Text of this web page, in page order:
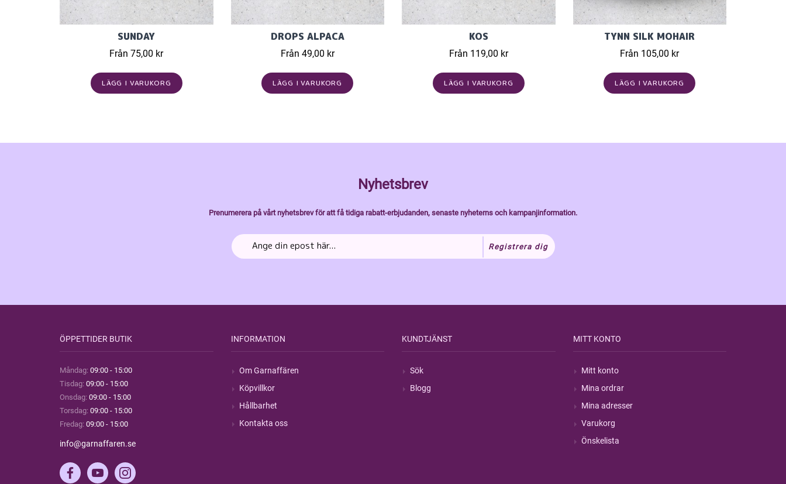
SUNDAY
Från 75,00 kr
LÄGG I VARUKORG
DROPS ALPACA
Från 49,00 kr
LÄGG I VARUKORG
KOS
Från 119,00 kr
LÄGG I VARUKORG
TYNN SILK MOHAIR
Från 105,00 kr
LÄGG I VARUKORG
Nyhetsbrev
Prenumerera på vårt nyhetsbrev för att få tidiga rabatt-erbjudanden, senaste nyheterns och kampanjinformation.
Registrera dig
ÖPPETTIDER BUTIK
Måndag: 09:00 - 15:00
Tisdag: 09:00 - 15:00
Onsdag: 09:00 - 15:00
Torsdag: 09:00 - 15:00
Fredag: 09:00 - 15:00
info@garnaffaren.se
INFORMATION
Om Garnaffären
Köpvillkor
Hållbarhet
Kontakta oss
KUNDTJÄNST
Sök
Blogg
MITT KONTO
Mitt konto
Mina ordrar
Mina adresser
Varukorg
Önskelista